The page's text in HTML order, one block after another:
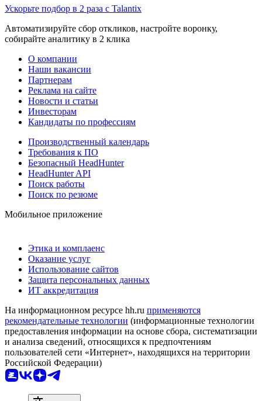
Ускорьте подбор в 2 раза с Talantix
Автоматизируйте сбор откликов, настройте воронку,
собирайте аналитику в 2 клика
О компании
Наши вакансии
Партнерам
Реклама на сайте
Новости и статьи
Инвесторам
Кандидаты по профессиям
Производственный календарь
Требования к ПО
Безопасный HeadHunter
HeadHunter API
Поиск работы
Поиск по резюме
Мобильное приложение
Этика и комплаенс
Оказание услуг
Использование сайтов
Защита персональных данных
ИТ аккредитация
На информационном ресурсе hh.ru применяются
рекомендательные технологии (информационные технологии
предоставления информации на основе сбора, систематизации
и анализа сведений, относящихся к предпочтениям
пользователей сети «Интернет», находящихся на территории
Российской Федерации)